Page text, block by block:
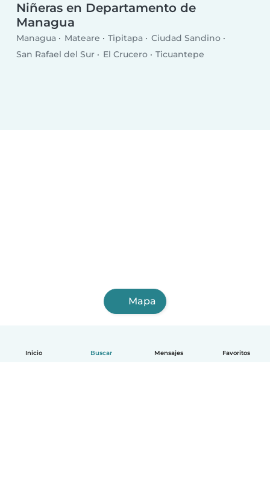
Inicio Buscar Mensajes Favoritos
Niñeras en Departamento de
Managua
Managua Mateare Tipitapa
Ciudad Sandino
San Rafael del Sur
El Crucero Ticuantepe
Mapa